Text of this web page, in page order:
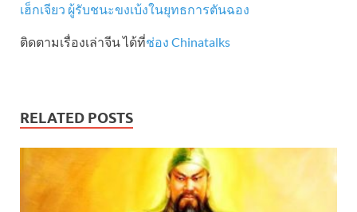
เฮ็กเจียว ผู้รับชนะขงเบ้งในยุทธการตันฉอง
ติดตามเรื่องเล่าจีน ได้ที่ช่อง Chinatalks
RELATED POSTS